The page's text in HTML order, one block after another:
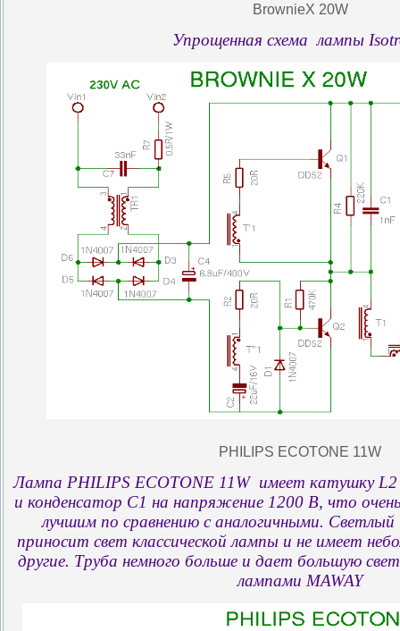
BrownieX 20W
Упрощенная схема лампы
PHILIPS ECOTONE 11W
Лампа PHILIPS ECOTONE 11W имеет катушку L2
и конденсатор С1 на напряжение 1200 В, что
лучшим по сравнению с аналогичными.
приносит свет классической лампы и не имеет
другие. Труба немного больше и дает большую
лампами MAWAY